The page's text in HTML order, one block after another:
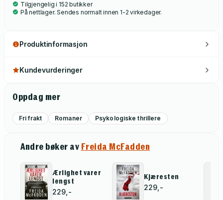
Tilgjengelig i 152 butikker
På nettlager. Sendes normalt innen 1-2 virkedager.
Produktinformasjon
Kundevurderinger
Oppdag mer
Fri frakt Romaner Psykologiske thrillere
Andre bøker av Freida McFadden
Ærlighet varer
lengst
229,-
Kjæresten
229,-